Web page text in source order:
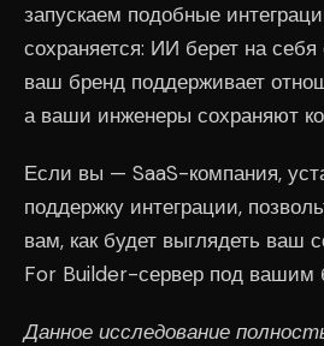
запускаем подобные
сохраняется: ИИ берет на
ваш бренд поддерживает
а ваши инженеры сохраняют
Если вы — SaaS-компания,
поддержку интеграции,
вам, как будет выглядеть ваш
For Builder-сервер под вашим
Данное исследование